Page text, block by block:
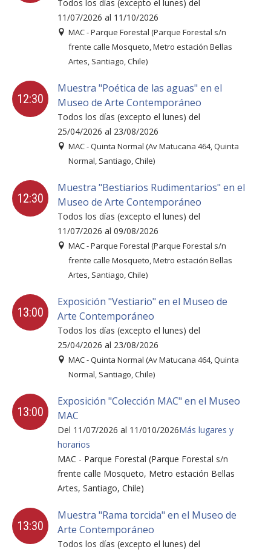
Todos los días (excepto el lunes) del
11/07/2026 al 11/10/2026
MAC - Parque Forestal (Parque Forestal s/n
frente calle Mosqueto, Metro estación Bellas
Artes, Santiago, Chile)
12:30
Muestra "Poética de las aguas" en el
Museo de Arte Contemporáneo
Todos los días (excepto el lunes) del
25/04/2026 al 23/08/2026
MAC - Quinta Normal (Av Matucana 464, Quinta
Normal, Santiago, Chile)
12:30
Muestra "Bestiarios Rudimentarios" en el
Museo de Arte Contemporáneo
Todos los días (excepto el lunes) del
11/07/2026 al 09/08/2026
MAC - Parque Forestal (Parque Forestal s/n
frente calle Mosqueto, Metro estación Bellas
Artes, Santiago, Chile)
13:00
Exposición "Vestiario" en el Museo de
Arte Contemporáneo
Todos los días (excepto el lunes) del
25/04/2026 al 23/08/2026
MAC - Quinta Normal (Av Matucana 464, Quinta
Normal, Santiago, Chile)
13:00
Exposición "Colección MAC" en el Museo
MAC
Del 11/07/2026 al 11/010/2026Más lugares y
horarios
MAC - Parque Forestal (Parque Forestal s/n
frente calle Mosqueto, Metro estación Bellas
Artes, Santiago, Chile)
13:30
Muestra "Rama torcida" en el Museo de
Arte Contemporáneo
Todos los días (excepto el lunes) del